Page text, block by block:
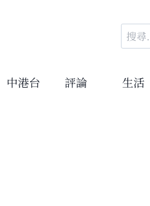
搜
尋
鍵
中港台 評論 生活